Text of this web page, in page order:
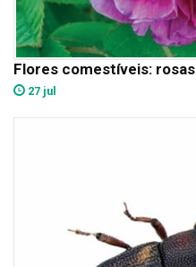
Flores comestíveis: rosas
27 jul